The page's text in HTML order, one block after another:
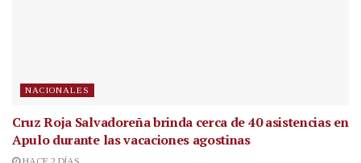
NACIONALES
Cruz Roja Salvadoreña brinda cerca de 40 asistencias en
Apulo durante las vacaciones agostinas